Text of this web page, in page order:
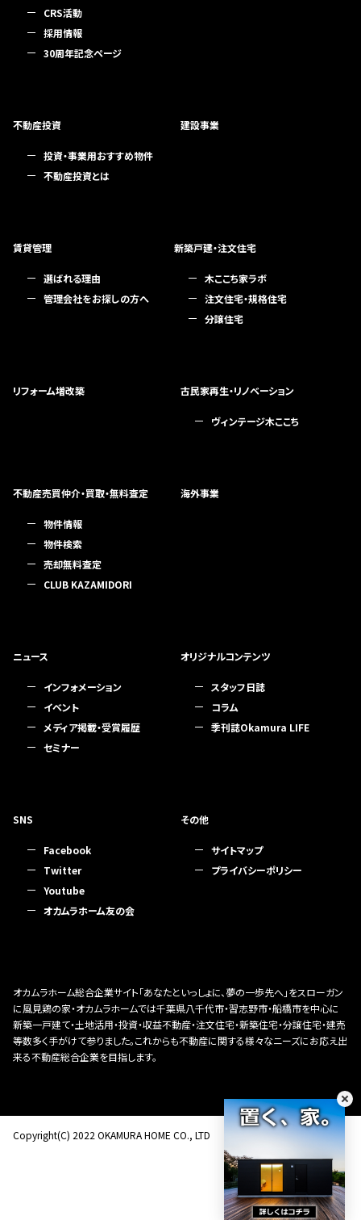
CRS活動
採用情報
30周年記念ページ
不動産投資
投資・事業用おすすめ物件
不動産投資とは
建設事業
賃貸管理
選ばれる理由
管理会社をお探しの方へ
新築戸建・注文住宅
木ここち家ラボ
注文住宅・規格住宅
分譲住宅
リフォーム増改築 古民家再生・リノベーション
ヴィンテージ木ここち
不動産売買仲介・買取・無料査定
物件情報
物件検索
売却無料査定
CLUB KAZAMIDORI
海外事業
ニュース
インフォメーション
イベント
メディア掲載・受賞履歴
セミナー
オリジナルコンテンツ
スタッフ日誌
コラム
季刊誌Okamura LIFE
SNS
Facebook
Twitter
Youtube
オカムラホーム友の会
その他
サイトマップ
プライバシーポリシー
オカムラホーム総合企業サイト「あなたといっしょに、夢の一歩先へ」をスローガン
に風見鶏の家・オカムラホームでは千葉県八千代市・習志野市・船橋市を中心に
新築一戸建て・土地活用・投資・収益不動産・注文住宅・新築住宅・分譲住宅・建売
等数多く手がけて参りました。これからも不動産に関する様々なニーズにお応え出
来る不動産総合企業を目指します。
Copyright(C) 2022 OKAMURA HOME CO., LTD